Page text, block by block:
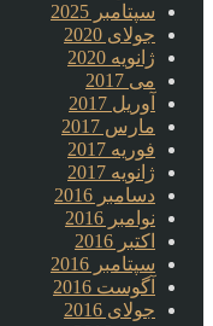
سپتامبر 2025
جولای 2020
ژانویه 2020
می 2017
آوریل 2017
مارس 2017
فوریه 2017
ژانویه 2017
دسامبر 2016
نوامبر 2016
اکتبر 2016
سپتامبر 2016
آگوست 2016
جولای 2016